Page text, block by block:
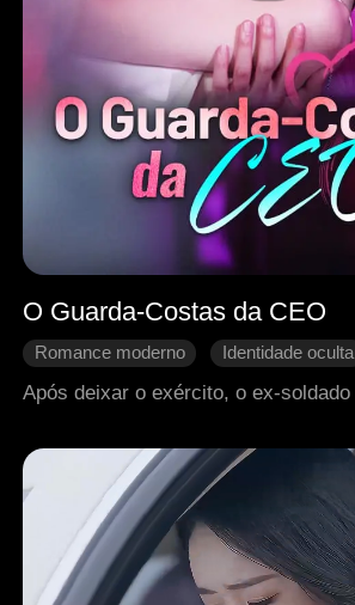
O Guarda-Costas da CEO
Romance moderno
Identidade oculta
Doçura de amor